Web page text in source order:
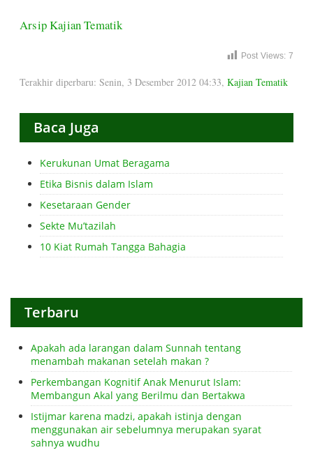
Arsip Kajian Tematik
Post Views: 7
Terakhir diperbaru: Senin, 3 Desember 2012 04:33, Kajian Tematik
Baca Juga
Kerukunan Umat Beragama
Etika Bisnis dalam Islam
Kesetaraan Gender
Sekte Mu’tazilah
10 Kiat Rumah Tangga Bahagia
Terbaru
Apakah ada larangan dalam Sunnah tentang
menambah makanan setelah makan ?
Perkembangan Kognitif Anak Menurut Islam:
Membangun Akal yang Berilmu dan Bertakwa
Istijmar karena madzi, apakah istinja dengan
menggunakan air sebelumnya merupakan syarat
sahnya wudhu